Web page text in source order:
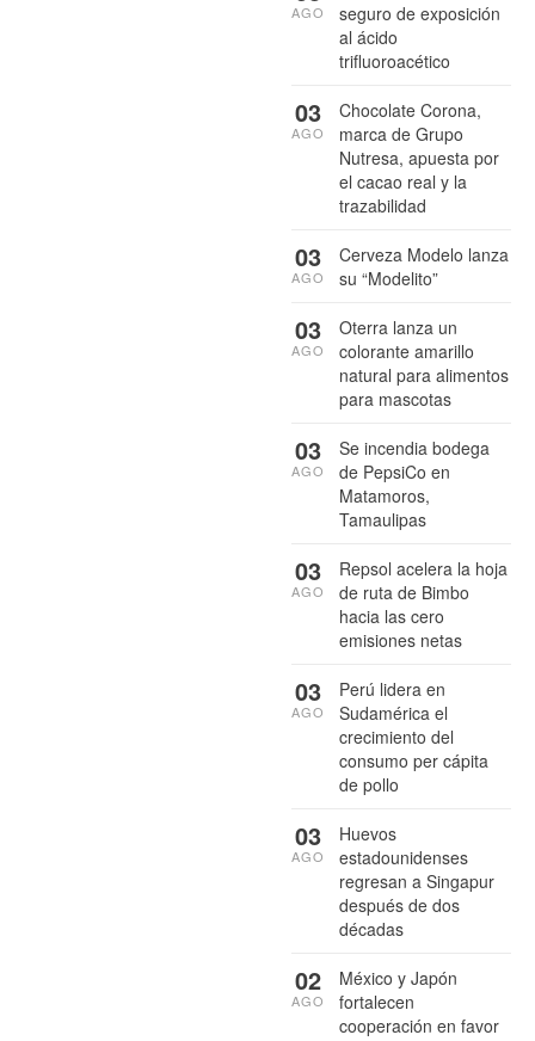
seguro de exposición
al ácido
trifluoroacético
AGO
Chocolate Corona,
marca de Grupo
Nutresa, apuesta por
el cacao real y la
trazabilidad
03
AGO
Cerveza Modelo lanza
su “Modelito”
03
AGO
Oterra lanza un
colorante amarillo
natural para alimentos
para mascotas
03
AGO
Se incendia bodega
de PepsiCo en
Matamoros,
Tamaulipas
03
AGO
Repsol acelera la hoja
de ruta de Bimbo
hacia las cero
emisiones netas
03
AGO
Perú lidera en
Sudamérica el
crecimiento del
consumo per cápita
de pollo
03
AGO
Huevos
estadounidenses
regresan a Singapur
después de dos
décadas
03
AGO
México y Japón
fortalecen
cooperación en favor
02
AGO